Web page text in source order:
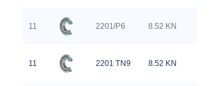
11 2201/P6 8.52 KN
11 2201 TN9 8.52 KN